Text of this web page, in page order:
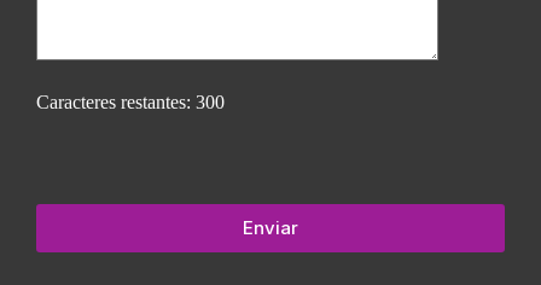
Caracteres restantes: 300